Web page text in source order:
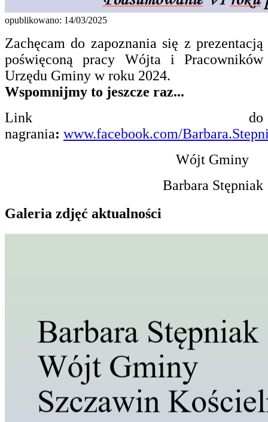
opublikowano: 14/03/2025
Zachęcam do zapoznania się z prezentacją
poświęconą pracy Wójta i Pracowników
Urzędu Gminy w roku 2024.
Wspomnijmy to jeszcze raz...
Link do
nagrania: www.facebook.com/
Wójt Gminy
Barbara Stępniak
Galeria zdjęć aktualności